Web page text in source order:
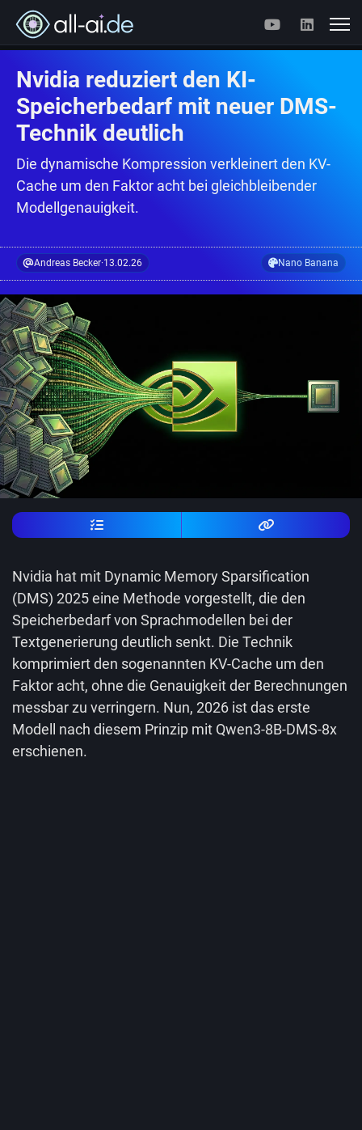
Nvidia reduziert den KI-
Speicherbedarf mit neuer DMS-
Technik deutlich
Die dynamische Kompression verkleinert den KV-
Cache um den Faktor acht bei gleichbleibender
Modellgenauigkeit.
Andreas Becker·13.02.26 Nano Banana
Nvidia hat mit Dynamic Memory Sparsification
(DMS) 2025 eine Methode vorgestellt, die den
Speicherbedarf von Sprachmodellen bei der
Textgenerierung deutlich senkt. Die Technik
komprimiert den sogenannten KV-Cache um den
Faktor acht, ohne die Genauigkeit der Berechnungen
messbar zu verringern. Nun, 2026 ist das erste
Modell nach diesem Prinzip mit Qwen3-8B-DMS-8x
erschienen.